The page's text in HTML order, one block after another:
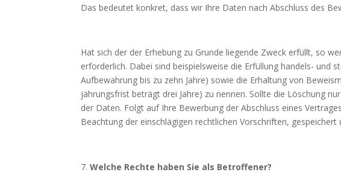
Das bedeutet konkret, dass wir Ihre Daten nach Abschluss des
Hat sich der der Erhebung zu Grunde liegende Zweck erfüllt, so
erforderlich. Dabei sind beispielsweise die Erfüllung handels- und
Aufbewahrung bis zu zehn Jahre) sowie die Erhaltung von
jährungsfrist beträgt drei Jahre) zu nennen. Sollte die Löschung
der Daten. Folgt auf Ihre Bewerbung der Abschluss eines
Beachtung der einschlägigen rechtlichen Vorschriften, gespeichert
Welche Rechte haben Sie als Betroffe­ner?